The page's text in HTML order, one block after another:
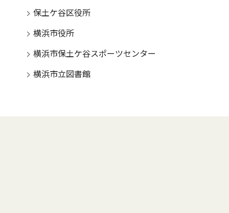
保土ケ谷区役所
横浜市役所
横浜市保土ケ谷スポーツセンター
横浜市立図書館